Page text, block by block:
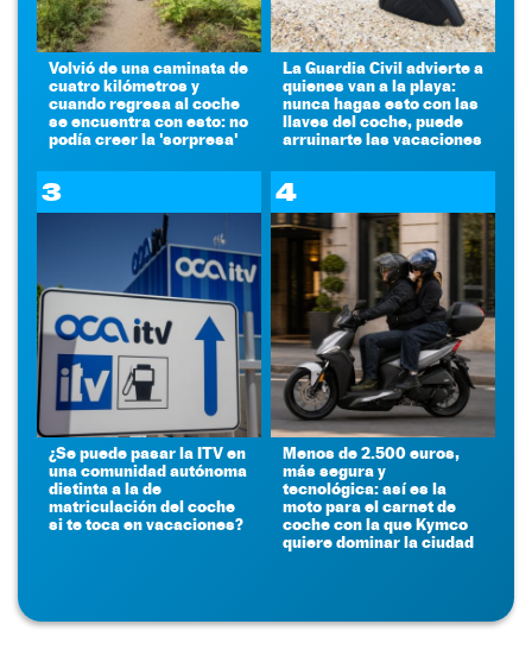
Volvió de una caminata de
cuatro kilómetros y
cuando regresa al coche
se encuentra con esto: no
podía creer la 'sorpresa'
La Guardia Civil advierte a
quienes van a la playa:
nunca hagas esto con las
llaves del coche, puede
arruinarte las vacaciones
3
¿Se puede pasar la ITV en
una comunidad autónoma
distinta a la de
matriculación del coche
si te toca en vacaciones?
4
Menos de 2.500 euros,
más segura y
tecnológica: así es la
moto para el carnet de
coche con la que Kymco
quiere dominar la ciudad